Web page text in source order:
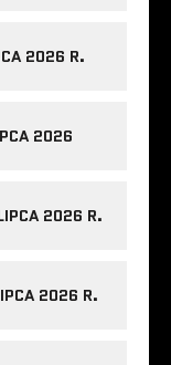
2026 R.
2026
2026 R.
2026 R.